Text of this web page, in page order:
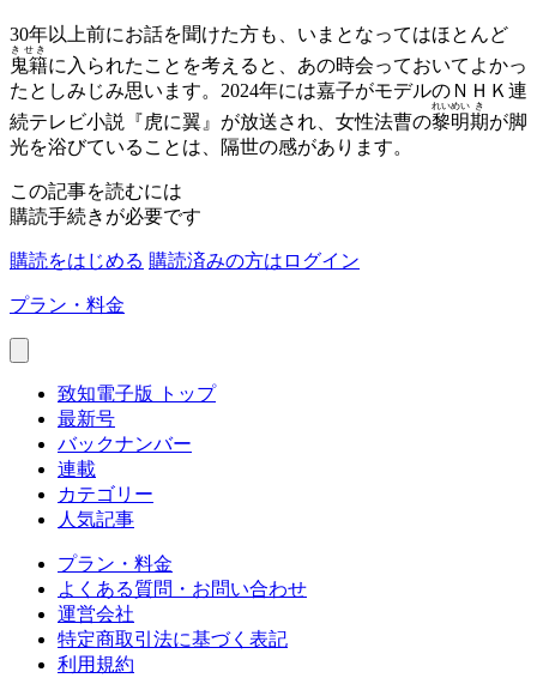
30年以上前にお話を聞けた方も、いまとなってはほとんど
鬼籍
きせき
に入られたことを考えると、あの時会っておいてよかっ
たとしみじみ思います。2024年には嘉子がモデルのＮＨＫ連
続テレビ小説『虎に翼』が放送され、女性法曹の黎
れい
明
めい
期
き
が脚
光を浴びていることは、隔世の感があります。
この記事を読むには
購読手続きが必要です
購読をはじめる 購読済みの方はログイン
プラン・料金
致知電子版 トップ
最新号
バックナンバー
連載
カテゴリー
人気記事
プラン・料金
よくある質問・お問い合わせ
運営会社
特定商取引法に基づく表記
利用規約